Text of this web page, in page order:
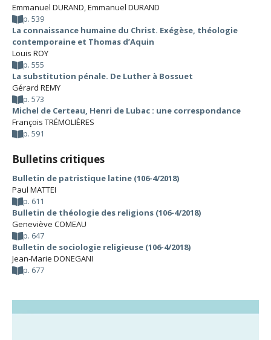
Emmanuel DURAND,Emmanuel DURAND
p. 539
La connaissance humaine du Christ. Exégèse, théologie
contemporaine et Thomas d’Aquin
Louis ROY
p. 555
La substitution pénale. De Luther à Bossuet
Gérard REMY
p. 573
Michel de Certeau, Henri de Lubac : une correspondance
François TRÉMOLIÈRES
p. 591
Bulletins critiques
Bulletin de patristique latine (106-4/2018)
Paul MATTEI
p. 611
Bulletin de théologie des religions (106-4/2018)
Geneviève COMEAU
p. 647
Bulletin de sociologie religieuse (106-4/2018)
Jean-Marie DONEGANI
p. 677